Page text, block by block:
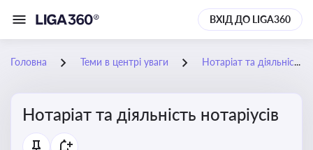
ВХІД ДО LIGA360
Головна Теми в центрі уваги Нотаріат та діяльність нотаріусів
Нотаріат та діяльність нотаріусів